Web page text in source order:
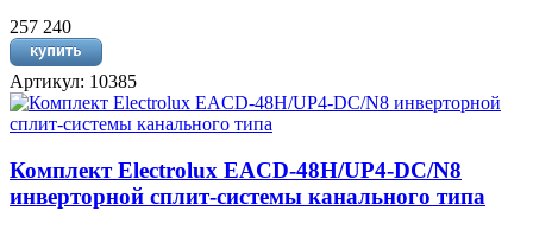
257 240
Артикул: 10385
Комплект Electrolux EACD-48H/UP4-DC/N8
инверторной сплит-системы канального типа